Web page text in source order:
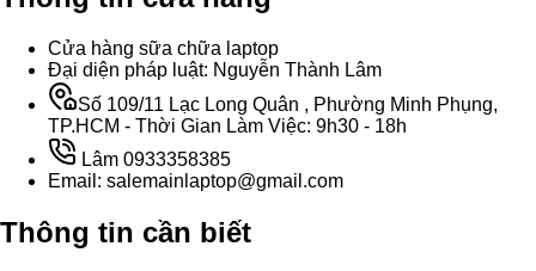
Cửa hàng sữa chữa laptop
Đại diện pháp luật: Nguyễn Thành Lâm
Số 109/11 Lạc Long Quân , Phường Minh Phụng,
TP.HCM - Thời Gian Làm Việc: 9h30 - 18h
Lâm 0933358385
Email: salemainlaptop@gmail.com
Thông tin cần biết